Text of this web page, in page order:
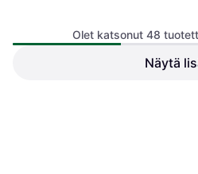
Olet katsonut 48
Näytä